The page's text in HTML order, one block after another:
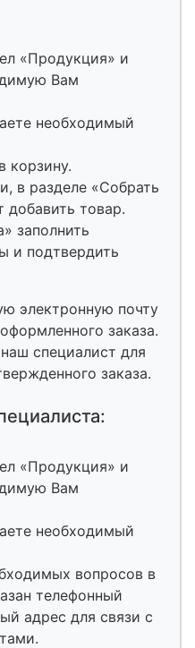
«Продукция» и
Вам
необходимый
корзину.
в разделе «Собрать
добавить товар.
заполнить
и подтвердить
электронную почту
заказа.
специалист для
заказа.
«Продукция» и
Вам
необходимый
вопросов в
телефонный
адрес для связи с